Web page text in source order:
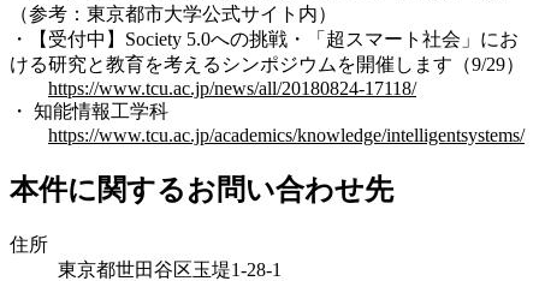
（参考：東京都市大学公式サイト内）
・【受付中】Society 5.0への挑戦・「超スマート社会」にお
ける研究と教育を考えるシンポジウムを開催します（9/29）
https://www.tcu.ac.jp/news/all/20180824-17118/
・ 知能情報工学科
https://www.tcu.ac.jp/academics/knowledge/intelligentsystems/
本件に関するお問い合わせ先
住所
東京都世田谷区玉堤1-28-1